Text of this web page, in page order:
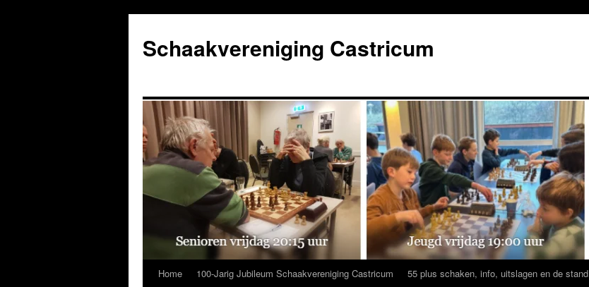
de
inhoud
Schaakvereniging Castricum
Home 100-Jarig Jubileum Schaakvereniging Castricum 55 plus schaken, info, uitslagen en de stand